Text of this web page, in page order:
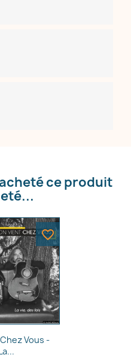
ce produit
rapide
Vous -
favorite_border